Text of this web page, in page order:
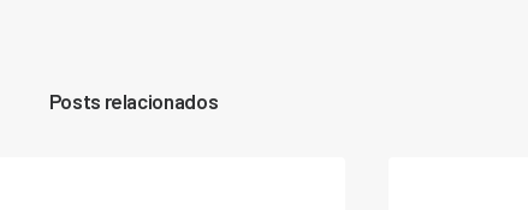
Posts relacionados